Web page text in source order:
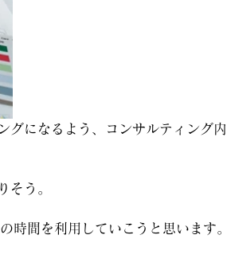
グになるよう、コンサルティング
そう。
時間を利用していこうと思います。